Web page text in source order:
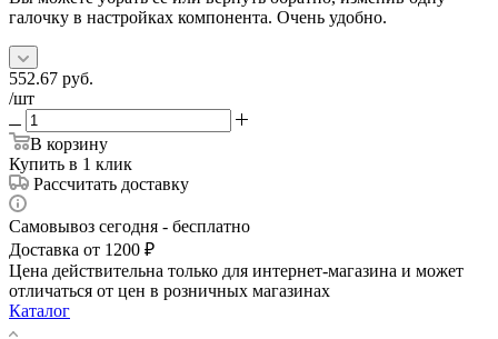
галочку в настройках компонента. Очень удобно.
552.67 руб.
/шт
В корзину
Купить в 1 клик
Рассчитать доставку
Самовывоз сегодня - бесплатно
Доставка от 1200 ₽
Цена действительна только для интернет-магазина и может
отличаться от цен в розничных магазинах
Каталог